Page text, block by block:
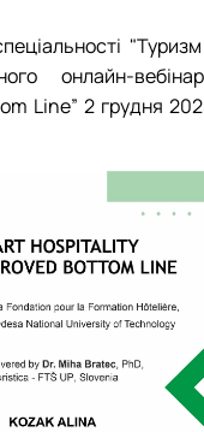
"Туризм
онлайн-
Line” 2 грудня